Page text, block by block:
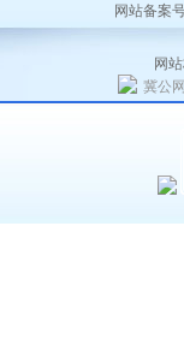
网站备案
网
冀公